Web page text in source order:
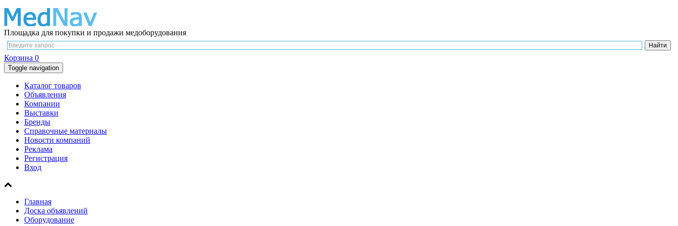
Площадка для покупки и продажи медоборудования
Корзина 0
Toggle navigation
Каталог товаров
Объявления
Компании
Выставки
Бренды
Справочные материалы
Новости компаний
Реклама
Регистрация
Вход
Главная
Доска объявлений
Оборудование